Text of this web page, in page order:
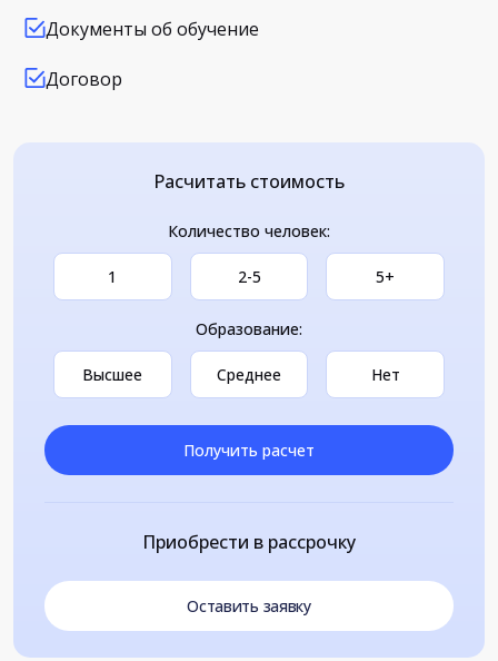
Документы об обучение
Договор
Расчитать стоимость
Количество человек:
1 2-5 5+
Образование:
Высшее Среднее Нет
Получить расчет
Приобрести в рассрочку
Оставить заявку